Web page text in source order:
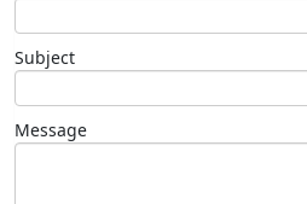
Subject
Message